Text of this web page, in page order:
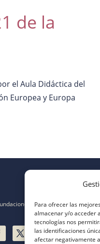
Para ofrecer las
almacenar y/o acceder
tecnologías nos
las identificaciones
afectar negativamente
de la
el Aula Didáctica del
Europea y Europa